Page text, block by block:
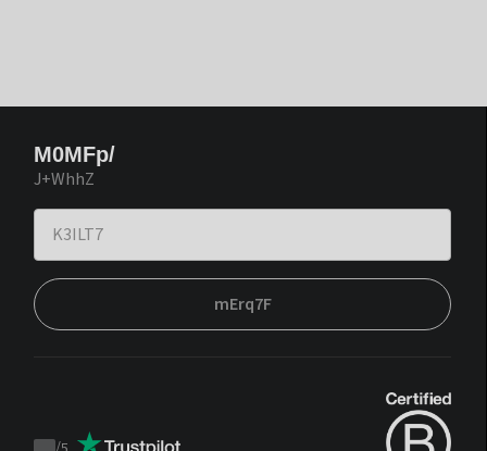
M0MFp/
J+WhhZ
mErq7F